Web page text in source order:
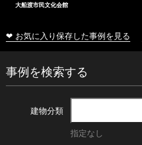
大船渡市民文化会館
❤ お気に入り保存した事例を見る
事例を検索する
建物分類
指定なし